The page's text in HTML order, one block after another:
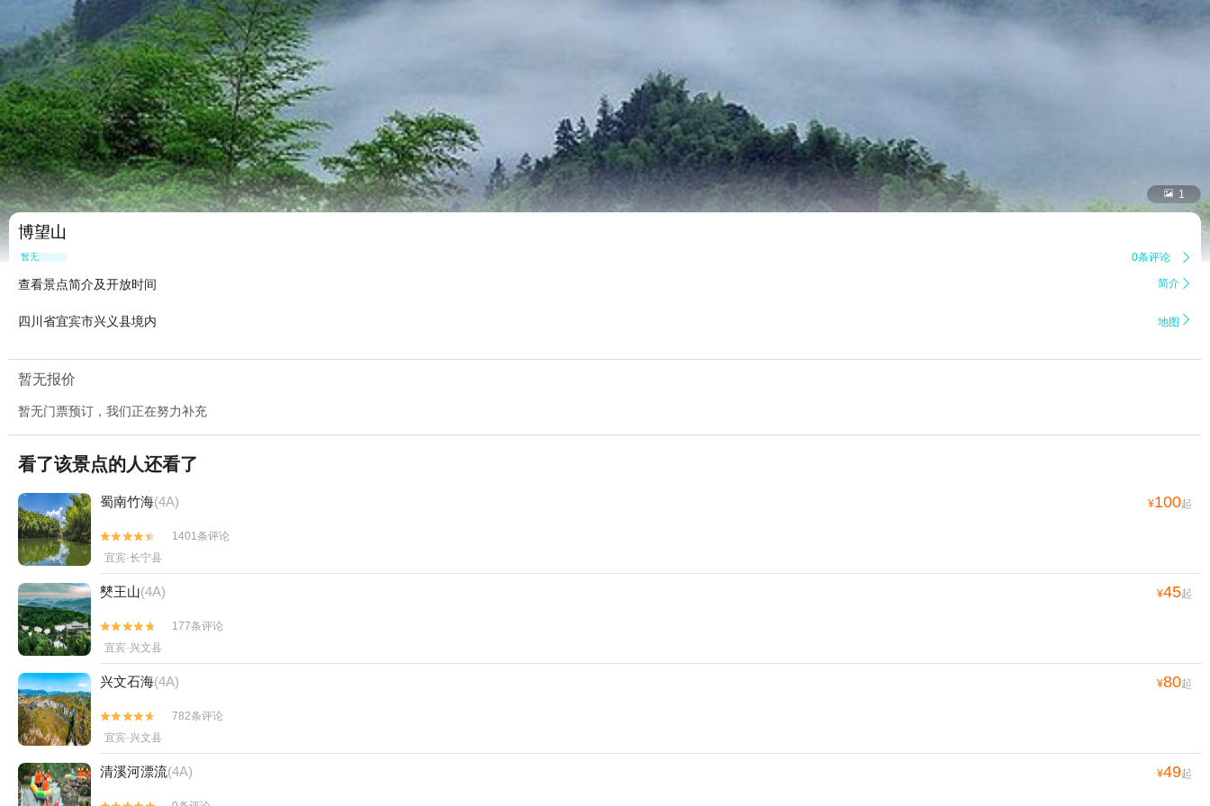
 1
博望山
暂无点评 0条评论 
查看景点简介及开放时间 简介 
四川省宜宾市兴义县境内 地图 
暂无报价
暂无门票预订，我们正在努力补充
看了该景点的人还看了
蜀南竹海(4A) ¥100起


1401条评论
宜宾·长宁县
僰王山(4A) ¥45起


177条评论
宜宾·兴文县
兴文石海(4A) ¥80起


782条评论
宜宾·兴文县
清溪河漂流(4A) ¥49起